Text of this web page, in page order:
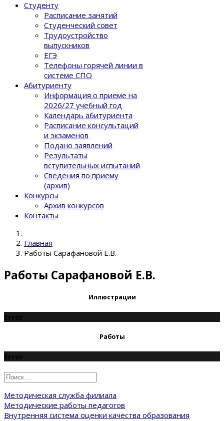
Студенту
Расписание занятий
Студенческий совет
Трудоустройство
выпускников
ЕГЭ
Телефоны горячей линии в
системе СПО
Абитуриенту
Информация о приеме на
2026/27 учебный год
Календарь абитуриента
Расписание консультаций
и экзаменов
Подано заявлений
Результаты
вступительных испытаний
Сведения по приему
(архив)
Конкурсы
Архив конкурсов
Контакты
Главная
Работы Сарафановой Е.В.
Работы Сарафановой Е.В.
Иллюстрации
Error
Работы
Error
Методическая служба филиала
Методические работы педагогов
Внутренняя система оценки качества образования